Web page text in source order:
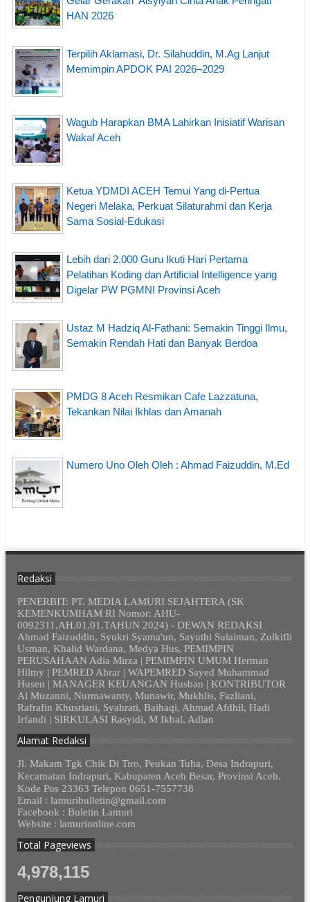
HAN 2026
Terpilih Aklamasi, Dr. Silahuddin, M.Ag Lanjut
Memimpin APDOK PAI 2026–2029
Wagub Harapkan BMA Lahirkan Inisiatif Warisan
Wakaf Aceh
Ketua YDMDI ACEH Temui Yang di-Pertua
Negeri Melaka, Perkuat Silaturahmi dan Kerja
Sama Sosial-Edukasi
Lebih dari 2.000 Guru Ikuti Hari Pertama
Pelatihan Koding dan Artificial Intelligence yang
Digelar PW PGMNI Provinsi Aceh
Ustaz M Hadziq Al-Fathani: Semakin Tinggi Ilmu,
Semakin Rendah Hati dan Banyak Berdoa
PMDG 8 Aceh Resmikan Cafe Lazzatuna,
Tekankan Nilai Ikhlas dan Amanah
Numero Uno Oleh Oleh : Ahmad Faizuddin, M.Ed
Redaksi
PENERBIT: PT. MEDIA LAMURI SEJAHTERA (SK
KEMENKUMHAM RI Nomor: AHU-
0092311.AH.01.01.TAHUN 2024) - DEWAN REDAKSI
Ahmad Faizuddin, Syukri Syama'un, Sayuthi Sulaiman, Zulkifli
Usman, Khalid Wardana, Medya Hus, PEMIMPIN
PERUSAHAAN Adia Mirza | PEMIMPIN UMUM Herman
Hilmy | PEMRED Abrar | WAPEMRED Sayed Muhammad
Husen | MANAGER KEUANGAN Husban | KONTRIBUTOR
Al Muzanni, Nurmawanty, Munawir, Mukhlis, Fazliani,
Rafrafin Khusriani, Syahrati, Baihaqi, Ahmad Afdhil, Hadi
Irfandi | SIRKULASI Rasyidi, M Ikbal, Adlan
Alamat Redaksi
Jl. Makam Tgk Chik Di Tiro, Peukan Tuha, Desa Indrapuri,
Kecamatan Indrapuri, Kabupaten Aceh Besar, Provinsi Aceh.
Kode Pos 23363 Telepon 0651-7557738
Email : lamuribulletin@gmail.com
Facebook : Buletin Lamuri
Website : lamurionline.com
Total Pageviews
4,978,115
Pengunjung Lamuri